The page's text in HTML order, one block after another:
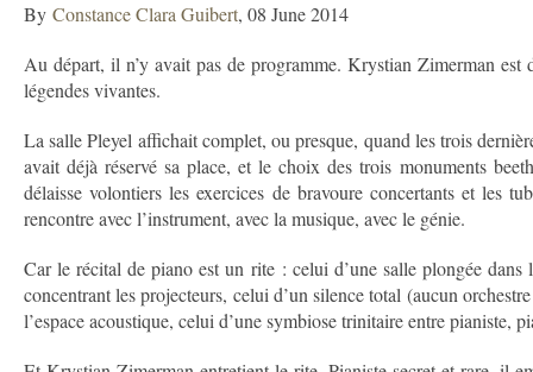
By Constance Clara Guibert, 08 June 2014
Au départ, il n’y avait pas de programme. Krystian Zimerman
légendes vivantes.
La salle Pleyel affichait complet, ou presque, quand les trois
avait déjà réservé sa place, et le choix des trois monuments
délaisse volontiers les exercices de bravoure concertants et les
rencontre avec l’instrument, avec la musique, avec le génie.
Car le récital de piano est un rite : celui d’une salle plongée
concentrant les projecteurs, celui d’un silence total (aucun
l’espace acoustique, celui d’une symbiose trinitaire entre pianiste,